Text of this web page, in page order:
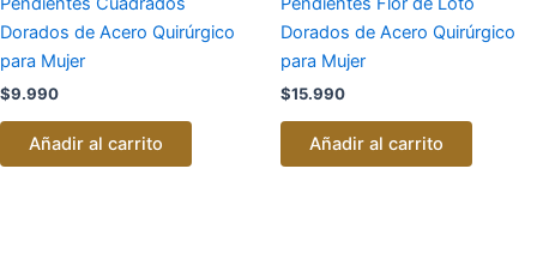
Dorados de Acero Quirúrgico
para Mujer
$9.990
Añadir al carrito
Dorados de Acero Quirúrgico
para Mujer
$15.990
Añadir al carrito